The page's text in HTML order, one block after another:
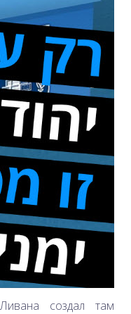
создал там